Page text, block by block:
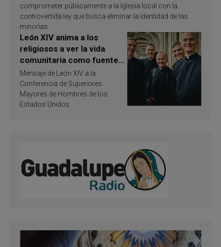
comprometer públicamente a la Iglesia local con la
controvertida ley que busca eliminar la identidad de las
minorías.
León XIV anima a los
religiosos a ver la vida
comunitaria como fuente
de inspiración y
santificación
Mensaje de León XIV a la
Conferencia de Superiores
Mayores de Hombres de los
Estados Unidos